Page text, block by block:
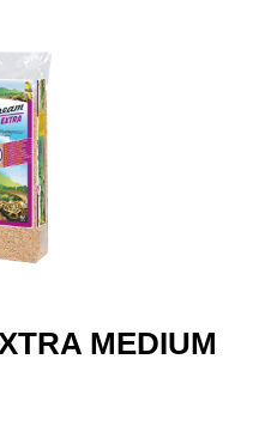
MEDIUM